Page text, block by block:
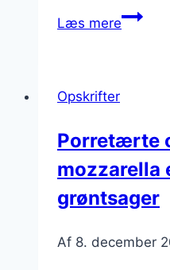
Læs mere
Opskrifter
Porretærte
mozzarella
grøntsager
Af 8. december